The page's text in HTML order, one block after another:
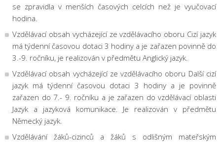
se zpravidla v menších časových celcích než je vyučovací
hodina.
Vzdělávací obsah vycházející ze vzdělávacího oboru Cizí jazyk
má týdenní časovou dotaci 3 hodiny a je zařazen povinně do
3.-9. ročníku, je realizován v předmětu Anglický jazyk.
Vzdělávací obsah vycházející ze vzdělávacího oboru Další cizí
jazyk má týdenní časovou dotaci 3 hodiny a je povinně
zařazen do 7.- 9. ročníku a je zařazen do vzdělávací oblasti
Jazyk a jazyková komunikace. Je realizován v předmětu
Německý jazyk.
Vzdělávání žáků-cizinců a žáků s odlišným mateřským